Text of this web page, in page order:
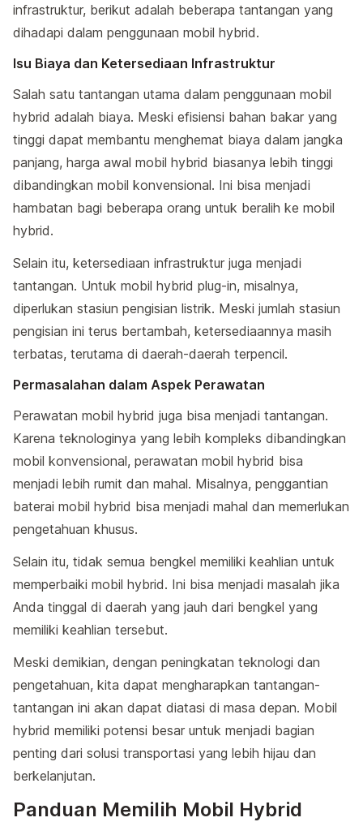
infrastruktur, berikut adalah beberapa tantangan yang
dihadapi dalam penggunaan mobil hybrid.
Isu Biaya dan Ketersediaan Infrastruktur
Salah satu tantangan utama dalam penggunaan mobil
hybrid adalah biaya. Meski efisiensi bahan bakar yang
tinggi dapat membantu menghemat biaya dalam jangka
panjang, harga awal mobil hybrid biasanya lebih tinggi
dibandingkan mobil konvensional. Ini bisa menjadi
hambatan bagi beberapa orang untuk beralih ke mobil
hybrid.
Selain itu, ketersediaan infrastruktur juga menjadi
tantangan. Untuk mobil hybrid plug-in, misalnya,
diperlukan stasiun pengisian listrik. Meski jumlah stasiun
pengisian ini terus bertambah, ketersediaannya masih
terbatas, terutama di daerah-daerah terpencil.
Permasalahan dalam Aspek Perawatan
Perawatan mobil hybrid juga bisa menjadi tantangan.
Karena teknologinya yang lebih kompleks dibandingkan
mobil konvensional, perawatan mobil hybrid bisa
menjadi lebih rumit dan mahal. Misalnya, penggantian
baterai mobil hybrid bisa menjadi mahal dan memerlukan
pengetahuan khusus.
Selain itu, tidak semua bengkel memiliki keahlian untuk
memperbaiki mobil hybrid. Ini bisa menjadi masalah jika
Anda tinggal di daerah yang jauh dari bengkel yang
memiliki keahlian tersebut.
Meski demikian, dengan peningkatan teknologi dan
pengetahuan, kita dapat mengharapkan tantangan-
tantangan ini akan dapat diatasi di masa depan. Mobil
hybrid memiliki potensi besar untuk menjadi bagian
penting dari solusi transportasi yang lebih hijau dan
berkelanjutan.
Panduan Memilih Mobil Hybrid